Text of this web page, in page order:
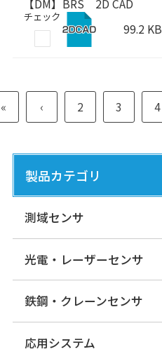
チェック
【DM】BRS 2D CAD
99.2 KB
« ‹ 2 3 4
製品カテゴリ
測域センサ
光電・レーザーセンサ
鉄鋼・クレーンセンサ
応用システム